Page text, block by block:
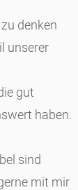
denken
unserer
gut
haben.
sind
mit mir